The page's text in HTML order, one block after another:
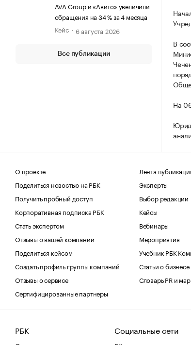
AVA Group и «Авито» увеличили
обращения на 34 % за 4 месяца
Кейс
6 августа 2026
Все публикации
В
На
О проекте
Поделиться новостью на РБК
Получить пробный доступ
Корпоративная подписка РБК
Стать экспертом
Отзывы о вашей компании
Поделиться кейсом
Создать профиль группы компаний
Отзывы о сервисе
Сертифицированные партнеры
Лента
Эксперты
Выбор редакции
Кейсы
Вебинары
Мероприятия
Учебник РБК
Статьи о бизнесе
Словарь PR и
РБК Социальные сети